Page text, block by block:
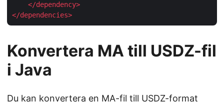
</dependency>
</dependencies>
Konvertera MA till USDZ-fil
i Java
Du kan konvertera en MA-fil till USDZ-format